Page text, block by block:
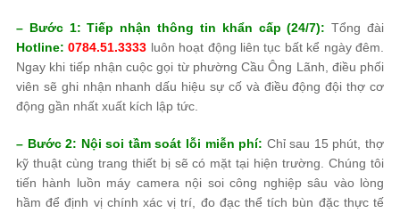
– Bước 1: Tiếp nhận thông tin khẩn cấp (24/7): Tổng đài
Hotline:0784.51.3333 luôn hoạt động liên tục bất kể ngày đêm.
Ngay khi tiếp nhận cuộc gọi từ phường Cầu Ông Lãnh, điều phối
viên sẽ ghi nhận nhanh dấu hiệu sự cố và điều động đội thợ cơ
động gần nhất xuất kích lập tức.
– Bước 2: Nội soi tầm soát lỗi miễn phí: Chỉ sau 15 phút, thợ
kỹ thuật cùng trang thiết bị sẽ có mặt tại hiện trường. Chúng tôi
tiến hành luồn máy camera nội soi công nghiệp sâu vào lòng
hầm để định vị chính xác vị trí, đo đạc thể tích bùn đặc thực tế